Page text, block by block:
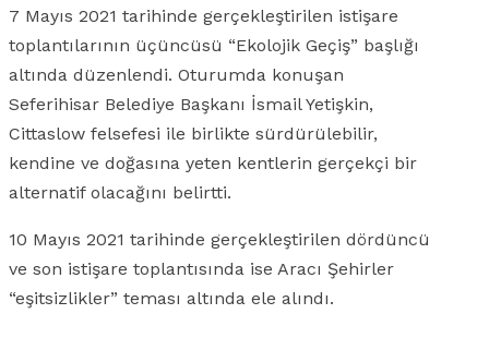
7 Mayıs 2021 tarihinde gerçekleştirilen istişare
toplantılarının üçüncüsü “Ekolojik Geçiş” başlığı
altında düzenlendi. Oturumda konuşan
Seferihisar Belediye Başkanı İsmail Yetişkin,
Cittaslow felsefesi ile birlikte sürdürülebilir,
kendine ve doğasına yeten kentlerin gerçekçi bir
alternatif olacağını belirtti.
10 Mayıs 2021 tarihinde gerçekleştirilen dördüncü
ve son istişare toplantısında ise Aracı Şehirler
“eşitsizlikler” teması altında ele alındı.